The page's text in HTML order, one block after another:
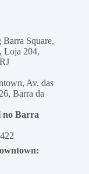
Square,
Loja 204,
Av. das
Barra da
no Barra